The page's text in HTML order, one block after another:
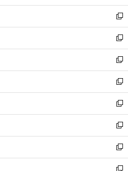
開
く
ウ
で
開
く
ン
ド
ウ
で
開
く
ウ
ィ
ン
ド
ウ
で
開
く
新
し
い
ウ
ィ
ン
ド
ウ
で
開
く
新
し
い
ウ
ィ
ン
ド
ウ
で
開
く
新
し
い
ウ
ィ
ン
ド
ウ
で
開
く
新
し
い
ウ
ィ
ン
ド
ウ
で
新
し
い
ウ
ィ
ン
新
し
い
ウ
新
し